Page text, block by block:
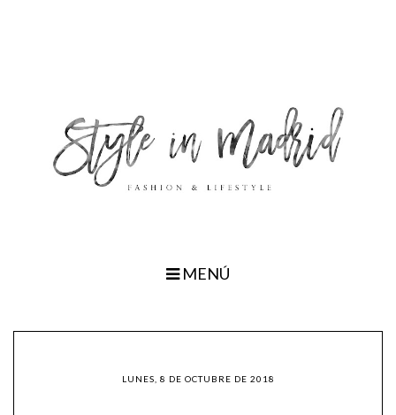
MENÚ
LUNES, 8 DE OCTUBRE DE 2018